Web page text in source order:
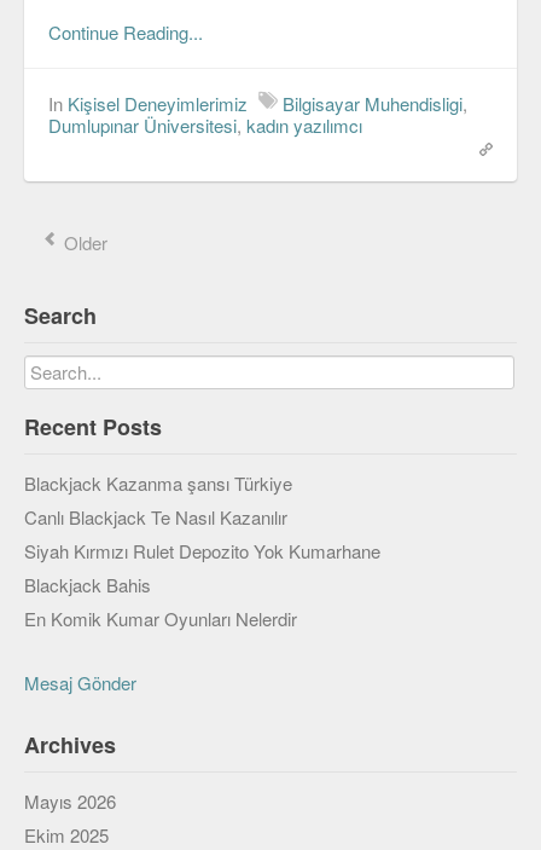
Continue Reading...
In Kişisel Deneyimlerimiz Bilgisayar Muhendisligi,
Dumlupınar Üniversitesi, kadın yazılımcı
Older
Search
Recent Posts
Blackjack Kazanma şansı Türkiye
Canlı Blackjack Te Nasıl Kazanılır
Siyah Kırmızı Rulet Depozito Yok Kumarhane
Blackjack Bahis
En Komik Kumar Oyunları Nelerdir
Mesaj Gönder
Archives
Mayıs 2026
Ekim 2025